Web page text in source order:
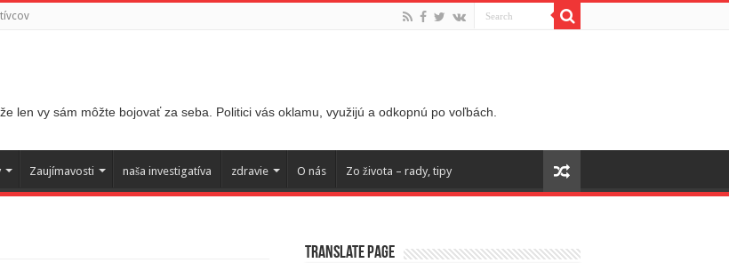
len vy sám môžte bojovať za seba. Politici vás oklamu, využijú a odkopnú po voľbách.
Zaujímavosti naša investigatíva zdravie O nás Zo života – rady, tipy
Translate page